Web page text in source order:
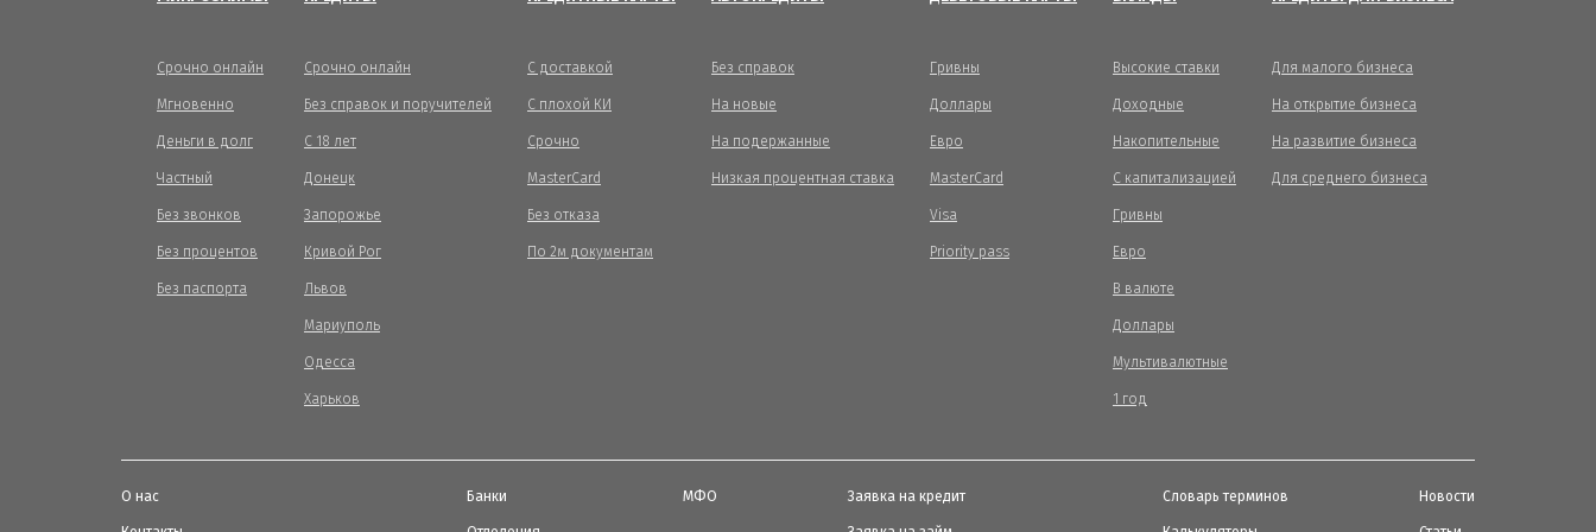
Срочно онлайн
Мгновенно
Деньги в долг
Частный
Без звонков
Без процентов
Без паспорта
Срочно онлайн
Без справок и поручителей
С 18 лет
Донецк
Запорожье
Кривой Рог
Львов
Мариуполь
Одесса
Харьков
С доставкой
С плохой КИ
Срочно
MasterCard
Без отказа
По 2м документам
Без справок
На новые
На подержанные
Низкая процентная ставка
Гривны
Доллары
Евро
MasterCard
Visa
Priority pass
Высокие ставки
Доходные
Накопительные
С капитализацией
Гривны
Евро
В валюте
Доллары
Мультивалютные
1 год
Для малого бизнеса
На открытие бизнеса
На развитие бизнеса
Для среднего бизнеса
О нас Банки МФО Заявка на кредит Словарь терминов Новости